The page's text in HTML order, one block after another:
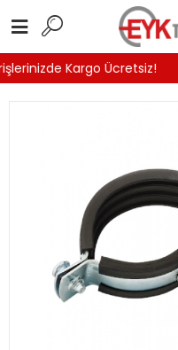
Kargo Ücretsiz!